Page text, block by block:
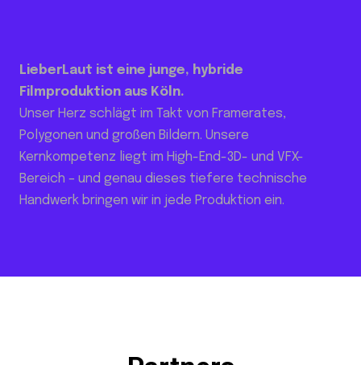
LieberLaut ist eine junge, hybride
Filmproduktion aus Köln.
Unser Herz schlägt im Takt von Framerates,
Polygonen und großen Bildern. Unsere
Kernkompetenz liegt im High-End-3D- und VFX-
Bereich – und genau dieses tiefere technische
Handwerk bringen wir in jede Produktion ein.